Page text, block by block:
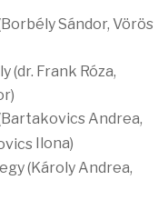
Sándor, Vörös
(dr. Frank Róza,
Andrea,
Ilona)
(Károly Andrea,